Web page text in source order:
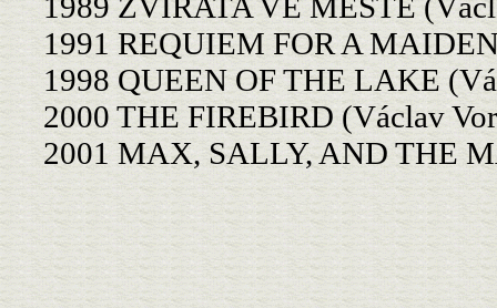
1991 REQUIEM FOR A
1998 QUEEN OF THE LAKE
2000 THE FIREBIRD (Václav
2001 MAX, SALLY, AND THE